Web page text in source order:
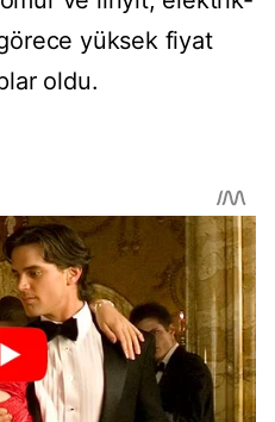
yüksek fiyat
oldu.